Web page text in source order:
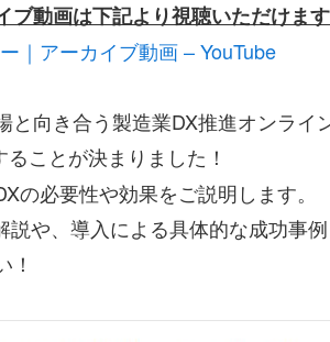
動画は下記より視聴いただけます
｜アーカイブ動画 – YouTube
向き合う製造業DX推進オンライ
ることが決まりました！
の必要性や効果をご説明します。
や、導入による具体的な成功事例